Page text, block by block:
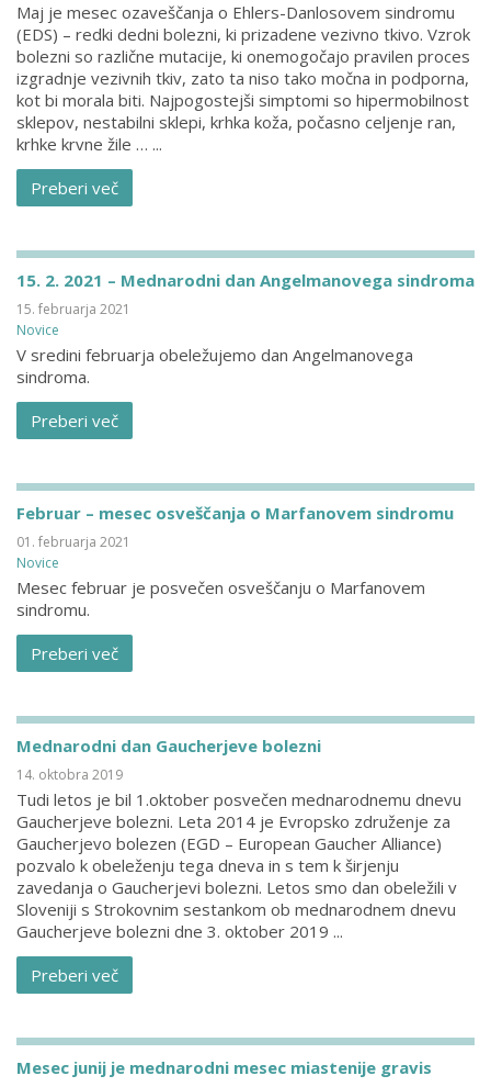
Maj je mesec ozaveščanja o Ehlers-Danlosovem sindromu
(EDS) – redki dedni bolezni, ki prizadene vezivno tkivo. Vzrok
bolezni so različne mutacije, ki onemogočajo pravilen proces
izgradnje vezivnih tkiv, zato ta niso tako močna in podporna,
kot bi morala biti. Najpogostejši simptomi so hipermobilnost
sklepov, nestabilni sklepi, krhka koža, počasno celjenje ran,
krhke krvne žile … ...
Preberi več
15. 2. 2021 – Mednarodni dan Angelmanovega sindroma
15. februarja 2021
Novice
V sredini februarja obeležujemo dan Angelmanovega
sindroma.
Preberi več
Februar – mesec osveščanja o Marfanovem sindromu
01. februarja 2021
Novice
Mesec februar je posvečen osveščanju o Marfanovem
sindromu.
Preberi več
Mednarodni dan Gaucherjeve bolezni
14. oktobra 2019
Tudi letos je bil 1.oktober posvečen mednarodnemu dnevu
Gaucherjeve bolezni. Leta 2014 je Evropsko združenje za
Gaucherjevo bolezen (EGD – European Gaucher Alliance)
pozvalo k obeleženju tega dneva in s tem k širjenju
zavedanja o Gaucherjevi bolezni. Letos smo dan obeležili v
Sloveniji s Strokovnim sestankom ob mednarodnem dnevu
Gaucherjeve bolezni dne 3. oktober 2019 ...
Preberi več
Mesec junij je mednarodni mesec miastenije gravis